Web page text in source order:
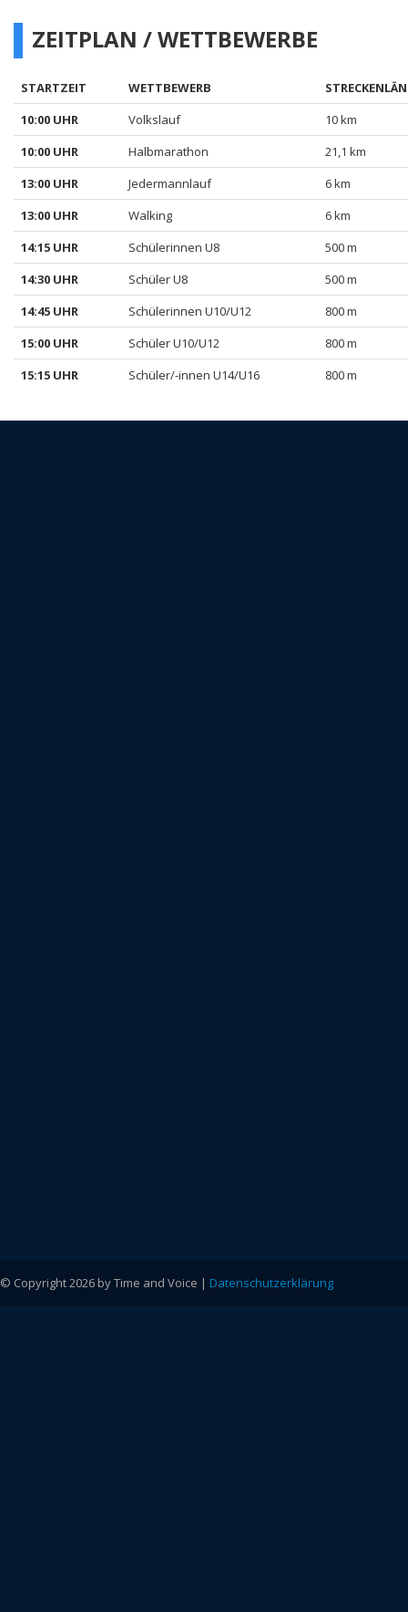
ZEITPLAN / WETTBEWERBE
STARTZEIT WETTBEWERB
10:00 UHR
Volkslauf
10 km
10:00 UHR
Halbmarathon
21,1 km
13:00 UHR
Jedermannlauf
6 km
13:00 UHR
Walking
6 km
14:15 UHR
Schülerinnen U8
500 m
14:30 UHR
Schüler U8
500 m
14:45 UHR
Schülerinnen U10/U12
800 m
15:00 UHR
Schüler U10/U12
800 m
15:15 UHR
Schüler/-innen U14/U16 800 m
© Copyright 2026 by Time and Voice | Datenschutzerklärung